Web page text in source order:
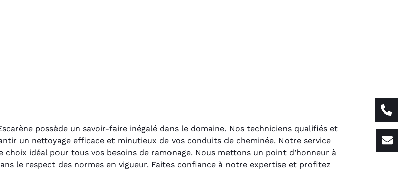
possède un savoir-faire inégalé dans le domaine. Nos techniciens qualifiés et
un nettoyage efficace et minutieux de vos conduits de cheminée. Notre service
idéal pour tous vos besoins de ramonage. Nous mettons un point d’honneur à
le respect des normes en vigueur. Faites confiance à notre expertise et profitez